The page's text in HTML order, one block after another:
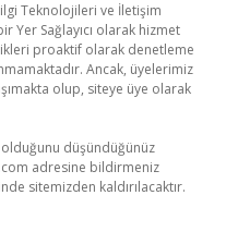
Teknolojileri ve İletişim
Yer Sağlayıcı olarak hizmet
proaktif olarak denetleme
Ancak, üyelerimiz
olup, siteye üye olarak
olduğunu düşündüğünüz
adresine bildirmeniz
sitemizden kaldırılacaktır.